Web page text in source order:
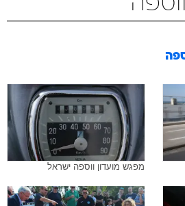
מפגש מועדון ווספה ישראל